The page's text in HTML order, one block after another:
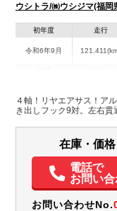
ウシトラ/㈱ウシジマ(福岡
初年度
令和6年9月
走行
福岡県
W:2,410
H:2,640
４軸！リヤエアサス！ア
き出しフック9対。左右貫
在庫・価
電話で
お問い
お問い合わせNo.